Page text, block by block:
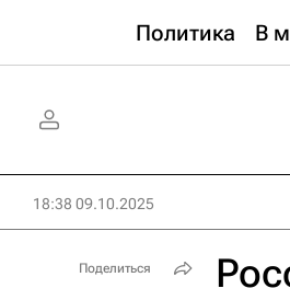
Политика В
18:38 09.10.2025
Поделиться